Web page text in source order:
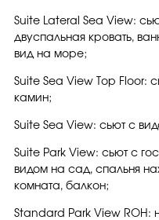
Suite Lateral Sea View:
двуспальная кровать,
вид на море;
Suite Sea View Top Floor:
камин;
Suite Sea View: сьют с
Suite Park View: сьют с
видом на сад, спальня
комната, балкон;
Standard Park View ROH: